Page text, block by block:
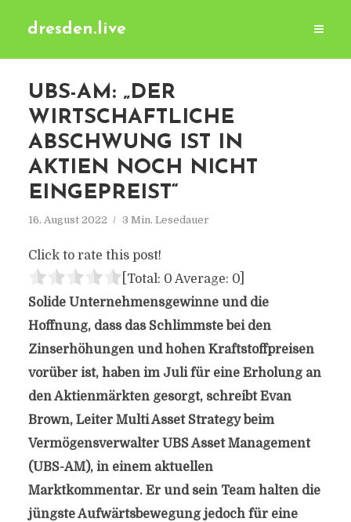
dresden.live
UBS-AM: „DER
WIRTSCHAFTLICHE
ABSCHWUNG IST IN
AKTIEN NOCH NICHT
EINGEPREIST“
16. August 2022 3 Min. Lesedauer
Click to rate this post!
[Total: 0 Average: 0]
Solide Unternehmensgewinne und die
Hoffnung, dass das Schlimmste bei den
Zinserhöhungen und hohen Kraftstoffpreisen
vorüber ist, haben im Juli für eine Erholung an
den Aktienmärkten gesorgt, schreibt Evan
Brown, Leiter Multi Asset Strategy beim
Vermögensverwalter UBS Asset Management
(UBS-AM), in einem aktuellen
Marktkommentar. Er und sein Team halten die
jüngste Aufwärtsbewegung jedoch für eine